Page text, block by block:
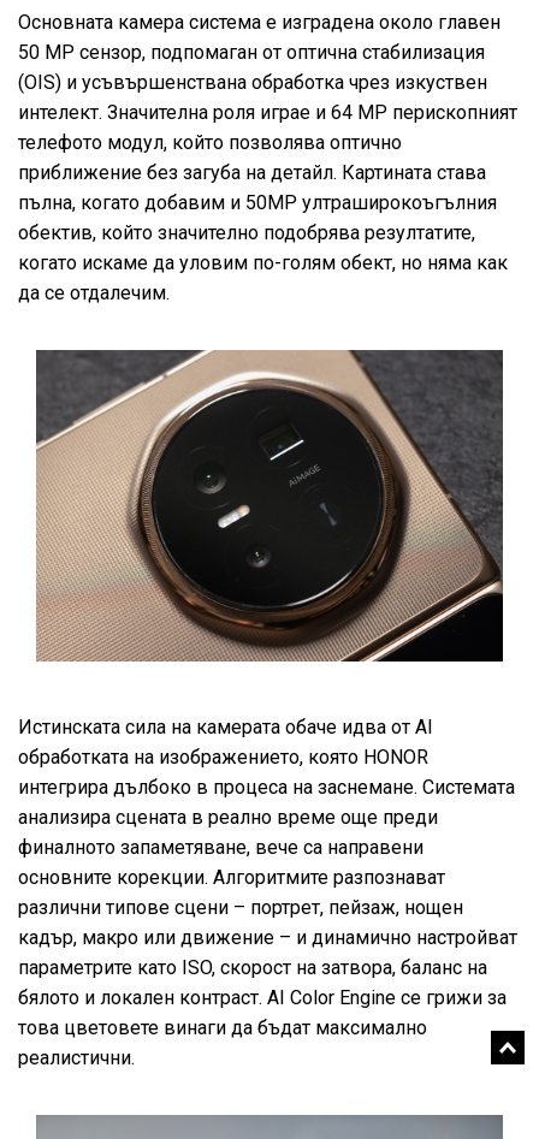
Основната камера система е изградена около главен
50 MP сензор, подпомаган от оптична стабилизация
(OIS) и усъвършенствана обработка чрез изкуствен
интелект. Значителна роля играе и 64 MP перископният
телефото модул, който позволява оптично
приближение без загуба на детайл. Картината става
пълна, когато добавим и 50MP ултраширокоъгълния
обектив, който значително подобрява резултатите,
когато искаме да уловим по-голям обект, но няма как
да се отдалечим.
Истинската сила на камерата обаче идва от AI
обработката на изображението, която HONOR
интегрира дълбоко в процеса на заснемане. Системата
анализира сцената в реално време още преди
финалното запаметяване, вече са направени
основните корекции. Алгоритмите разпознават
различни типове сцени – портрет, пейзаж, нощен
кадър, макро или движение – и динамично настройват
параметрите като ISO, скорост на затвора, баланс на
бялото и локален контраст. AI Color Engine се грижи за
това цветовете винаги да бъдат максимално
реалистични.